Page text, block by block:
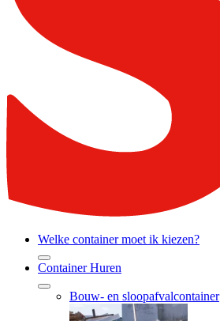
Welke container moet ik kiezen?
Container Huren
Bouw- en sloopafvalcontainer